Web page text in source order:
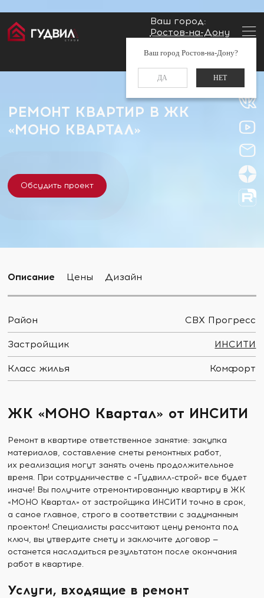
Ваш город:
Ростов-на-Дону
Ваш город Ростов-на-Дону?
ДА НЕТ
Заказать звонок
Главная Застройщики
РЕМОНТ КВАРТИР В ЖК
«МОНО КВАРТАЛ»
Обсудить проект
Описание Цены Дизайн
Район СВХ Прогресс
Застройщик ИНСИТИ
Класс жилья Комфорт
ЖК «МОНО Квартал» от ИНСИТИ
Ремонт в квартире ответственное занятие: закупка
материалов, составление сметы ремонтных работ,
их реализация могут занять очень продолжительное
время. При сотрудничестве с «Гудвилл-строй» все будет
иначе! Вы получите отремонтированную квартиру в ЖК
«МОНО Квартал» от застройщика ИНСИТИ точно в срок,
а самое главное, строго в соответствии с задуманным
проектом! Специалисты рассчитают цену ремонта под
ключ, вы утвердите смету и заключите договор —
останется насладиться результатом после окончания
работ в квартире.
Услуги, входящие в ремонт